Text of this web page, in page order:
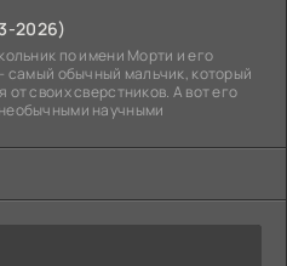
2026)
по имени Морти и его
самый обычный мальчик, который
от своих сверстников. А вот его
научными